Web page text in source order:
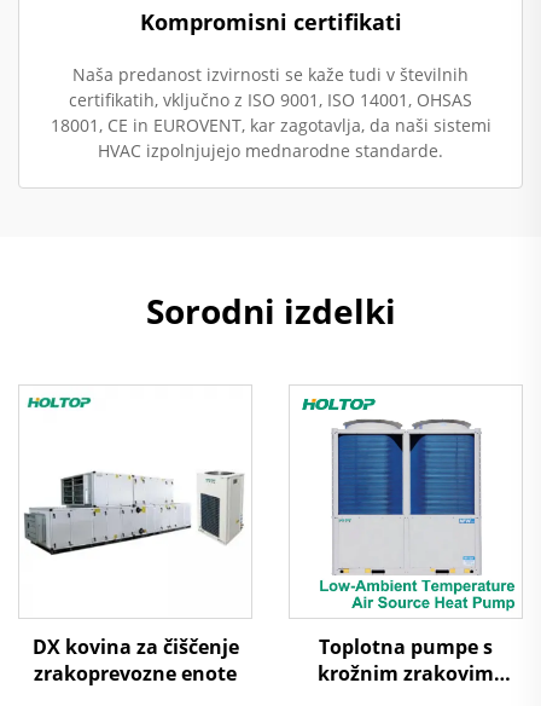
Kompromisni certifikati
Naša predanost izvirnosti se kaže tudi v številnih
certifikatih, vključno z ISO 9001, ISO 14001, OHSAS
18001, CE in EUROVENT, kar zagotavlja, da naši sistemi
HVAC izpolnjujejo mednarodne standarde.
Sorodni izdelki
DX kovina za čiščenje
zrakoprevozne enote
Toplotna pumpe s
krožnim zrakovim